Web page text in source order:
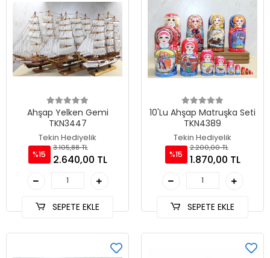
Ahşap Yelken Gemi
TKN3447
Tekin Hediyelik
%15
3.105,88 TL
2.640,00 TL
SEPETE EKLE
10'Lu Ahşap Matruşka Seti
TKN4389
Tekin Hediyelik
%15
2.200,00 TL
1.870,00 TL
SEPETE EKLE